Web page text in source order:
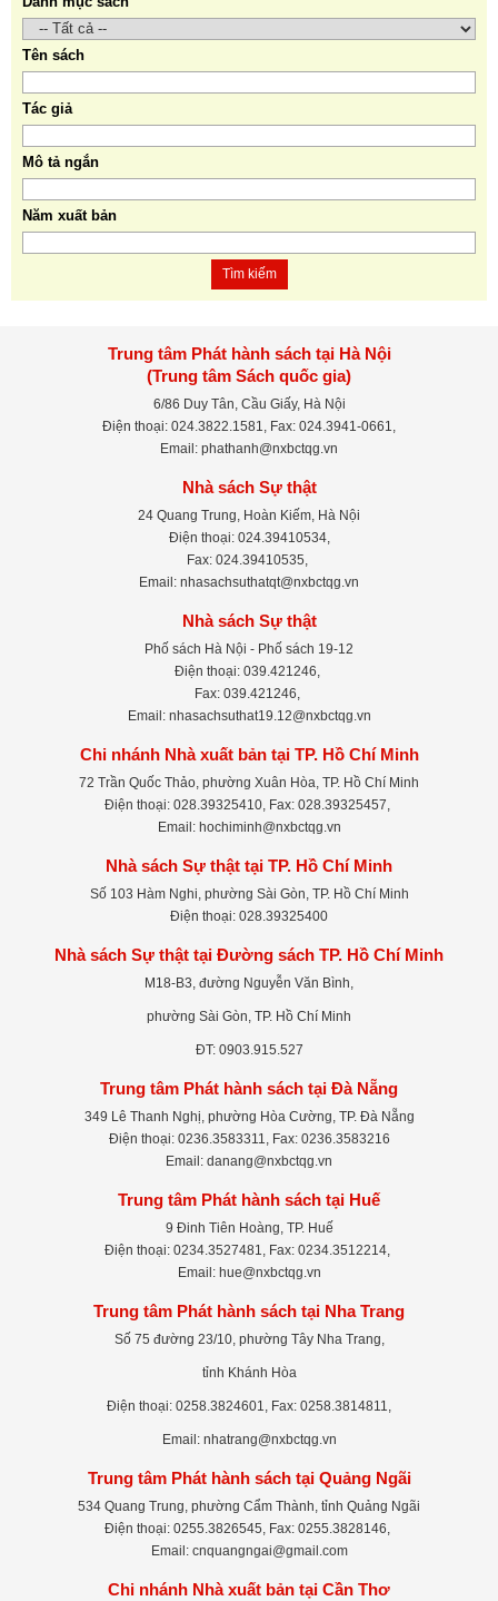
Tên sách
Tác giả
Mô tả ngắn
Năm xuất bản
Tìm kiếm
Trung tâm Phát hành sách tại Hà Nội
(Trung tâm Sách quốc gia)
6/86 Duy Tân, Cầu Giấy, Hà Nội
Điện thoại: 024.3822.1581, Fax: 024.3941-0661,
Email: phathanh@nxbctqg.vn
Nhà sách Sự thật
24 Quang Trung, Hoàn Kiếm, Hà Nội
Điện thoại: 024.39410534,
Fax: 024.39410535,
Email: nhasachsuthatqt@nxbctqg.vn
Nhà sách Sự thật
Phố sách Hà Nội - Phố sách 19-12
Điện thoại: 039.421246,
Fax: 039.421246,
Email: nhasachsuthat19.12@nxbctqg.vn
Chi nhánh Nhà xuất bản tại TP. Hồ Chí Minh
72 Trần Quốc Thảo, phường Xuân Hòa, TP. Hồ Chí Minh
Điện thoại: 028.39325410, Fax: 028.39325457,
Email: hochiminh@nxbctqg.vn
Nhà sách Sự thật tại TP. Hồ Chí Minh
Số 103 Hàm Nghi, phường Sài Gòn, TP. Hồ Chí Minh
Điện thoại: 028.39325400
Nhà sách Sự thật tại Đường sách TP. Hồ Chí Minh
M18-B3, đường Nguyễn Văn Bình,
phường Sài Gòn, TP. Hồ Chí Minh
ĐT: 0903.915.527
Trung tâm Phát hành sách tại Đà Nẵng
349 Lê Thanh Nghị, phường Hòa Cường, TP. Đà Nẵng
Điện thoại: 0236.3583311, Fax: 0236.3583216
Email: danang@nxbctqg.vn
Trung tâm Phát hành sách tại Huế
9 Đinh Tiên Hoàng, TP. Huế
Điện thoại: 0234.3527481, Fax: 0234.3512214,
Email: hue@nxbctqg.vn
Trung tâm Phát hành sách tại Nha Trang
Số 75 đường 23/10, phường Tây Nha Trang,
tỉnh Khánh Hòa
Điện thoại: 0258.3824601, Fax: 0258.3814811,
Email: nhatrang@nxbctqg.vn
Trung tâm Phát hành sách tại Quảng Ngãi
534 Quang Trung, phường Cẩm Thành, tỉnh Quảng Ngãi
Điện thoại: 0255.3826545, Fax: 0255.3828146,
Email: cnquangngai@gmail.com
Chi nhánh Nhà xuất bản tại Cần Thơ